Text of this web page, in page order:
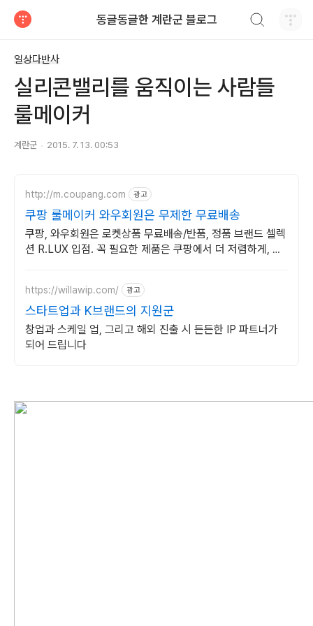
동글동글한 계란군 블로그
일상다반사
실리콘밸리를 움직이는 사람들
룰메이커
계란군 2015. 7. 13. 00:53
http://m.coupang.com 광고
쿠팡 룰메이커 와우회원은 무제한 무료배송
쿠팡, 와우회원은 로켓상품 무료배송/반품, 정품 브랜드 셀렉
션 R.LUX 입점. 꼭 필요한 제품은 쿠팡에서 더 저렴하게, 로
https://willawip.com/ 광고
스타트업과 K브랜드의 지원군
창업과 스케일 업, 그리고 해외 진출 시 든든한 IP 파트너가
되어 드립니다